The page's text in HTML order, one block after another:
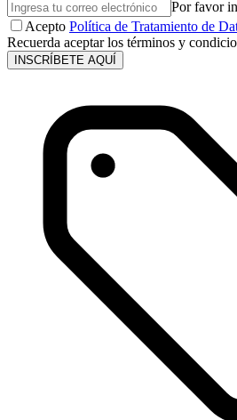
Por favor
Acepto Política de Tratamiento de
Recuerda aceptar los términos y
INSCRÍBETE AQUÍ